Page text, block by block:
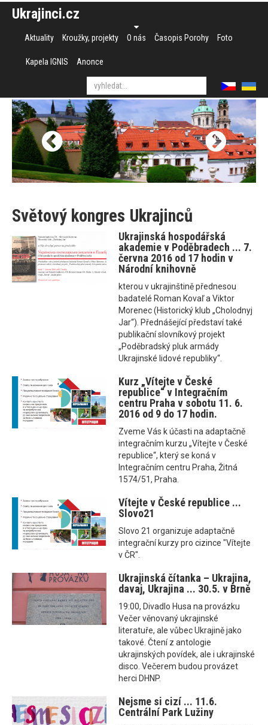
Ukrajinci.cz
Aktuality Kroužky, projekty O nás Časopis Porohy Foto
Kapela IGNIS Anonce
Světový kongres Ukrajinců
Ukrajinská hospodářská
akademie v Poděbradech ... 7.
června 2016 od 17 hodin v
Národní knihovně
kterou v ukrajinštině přednesou
badatelé Roman Kovaľ a Viktor
Morenec (Historický klub „Cholodnyj
Jar“). Přednášející představí také
publikační slovníkový projekt
„Poděbradský pluk armády
Ukrajinské lidové republiky“.
Kurz „Vítejte v České
republice“ v Integračním
centru Praha v sobotu 11. 6.
2016 od 9 do 17 hodin.
Zveme Vás k účasti na adaptačně
integračním kurzu „Vítejte v České
republice“, který se koná v
Integračním centru Praha, Žitná
1574/51, Praha.
Vítejte v České republice ...
Slovo21
Slovo 21 organizuje adaptačně
integrační kurzy pro cizince "Vítejte
v ČR".
Ukrajinská čítanka – Ukrajina,
davaj, Ukrajina ... 30.5. v Brně
19:00, Divadlo Husa na provázku
Večer věnovaný ukrajinské
literatuře, ale vůbec Ukrajině jako
takové. Čtení z antologie
ukrajinských povídek, ale i ukrajinské
disco. Večerem budou provázet
herci DHNP.
Nejsme si cizí ... 11.6.
Centrální Park Lužiny